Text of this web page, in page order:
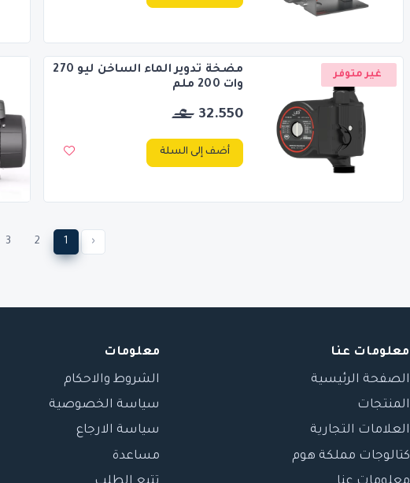
غير متوفر
مضخة تدوير الماء الساخن ليو 270
وات 200 ملم
32.550
أضف إلى السلة
‹
1
2
3
معلومات عنا
الصفحة الرئيسية
المنتجات
العلامات التجارية
كتالوجات مملكة هوم
معلومات
الشروط والاحكام
سياسة الخصوصية
سياسة الارجاع
مساعدة